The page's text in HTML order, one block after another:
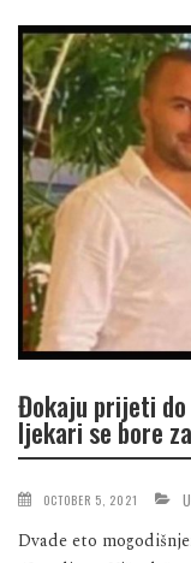
Đokaju prijeti do
ljekari se bore
OCTOBER 5, 2021
Dvade eto